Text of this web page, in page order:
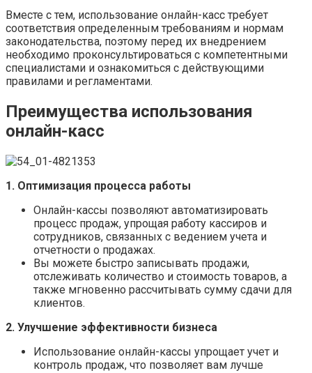
Вместе с тем, использование онлайн-касс требует
соответствия определенным требованиям и нормам
законодательства, поэтому перед их внедрением
необходимо проконсультироваться с компетентными
специалистами и ознакомиться с действующими
правилами и регламентами.
Преимущества использования
онлайн-касс
1. Оптимизация процесса работы
Онлайн-кассы позволяют автоматизировать
процесс продаж, упрощая работу кассиров и
сотрудников, связанных с ведением учета и
отчетности о продажах.
Вы можете быстро записывать продажи,
отслеживать количество и стоимость товаров, а
также мгновенно рассчитывать сумму сдачи для
клиентов.
2. Улучшение эффективности бизнеса
Использование онлайн-кассы упрощает учет и
контроль продаж, что позволяет вам лучше